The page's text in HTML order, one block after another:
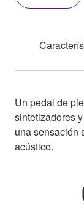
Un pedal de
sintetizadores
una sensación
acústico.